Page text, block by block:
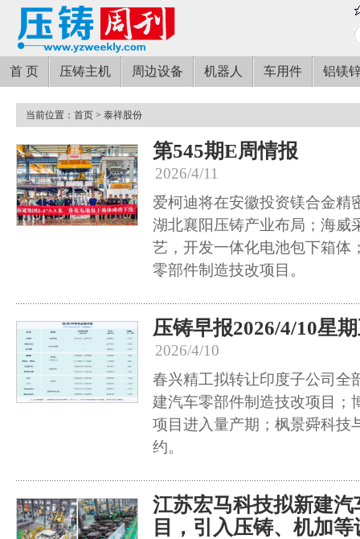
首 页 压铸主机 周边设备 机器人 车用件 铝镁
当前位置： 首页 > 泰祥股份
第545期E周情报
2026/4/11
爱柯迪将在安徽投资镁合金精
湖北襄阳压铸产业布局；海威
艺，开发一体化电池包下箱体
零部件制造技改项目。
压铸早报2026/4/10星
2026/4/10
春兴精工拟转让印度子公司全
建汽车零部件制造技改项目；
项目进入量产期；枫景舜科技
约。
江苏宏马科技拟新建
目，引入压铸、机加